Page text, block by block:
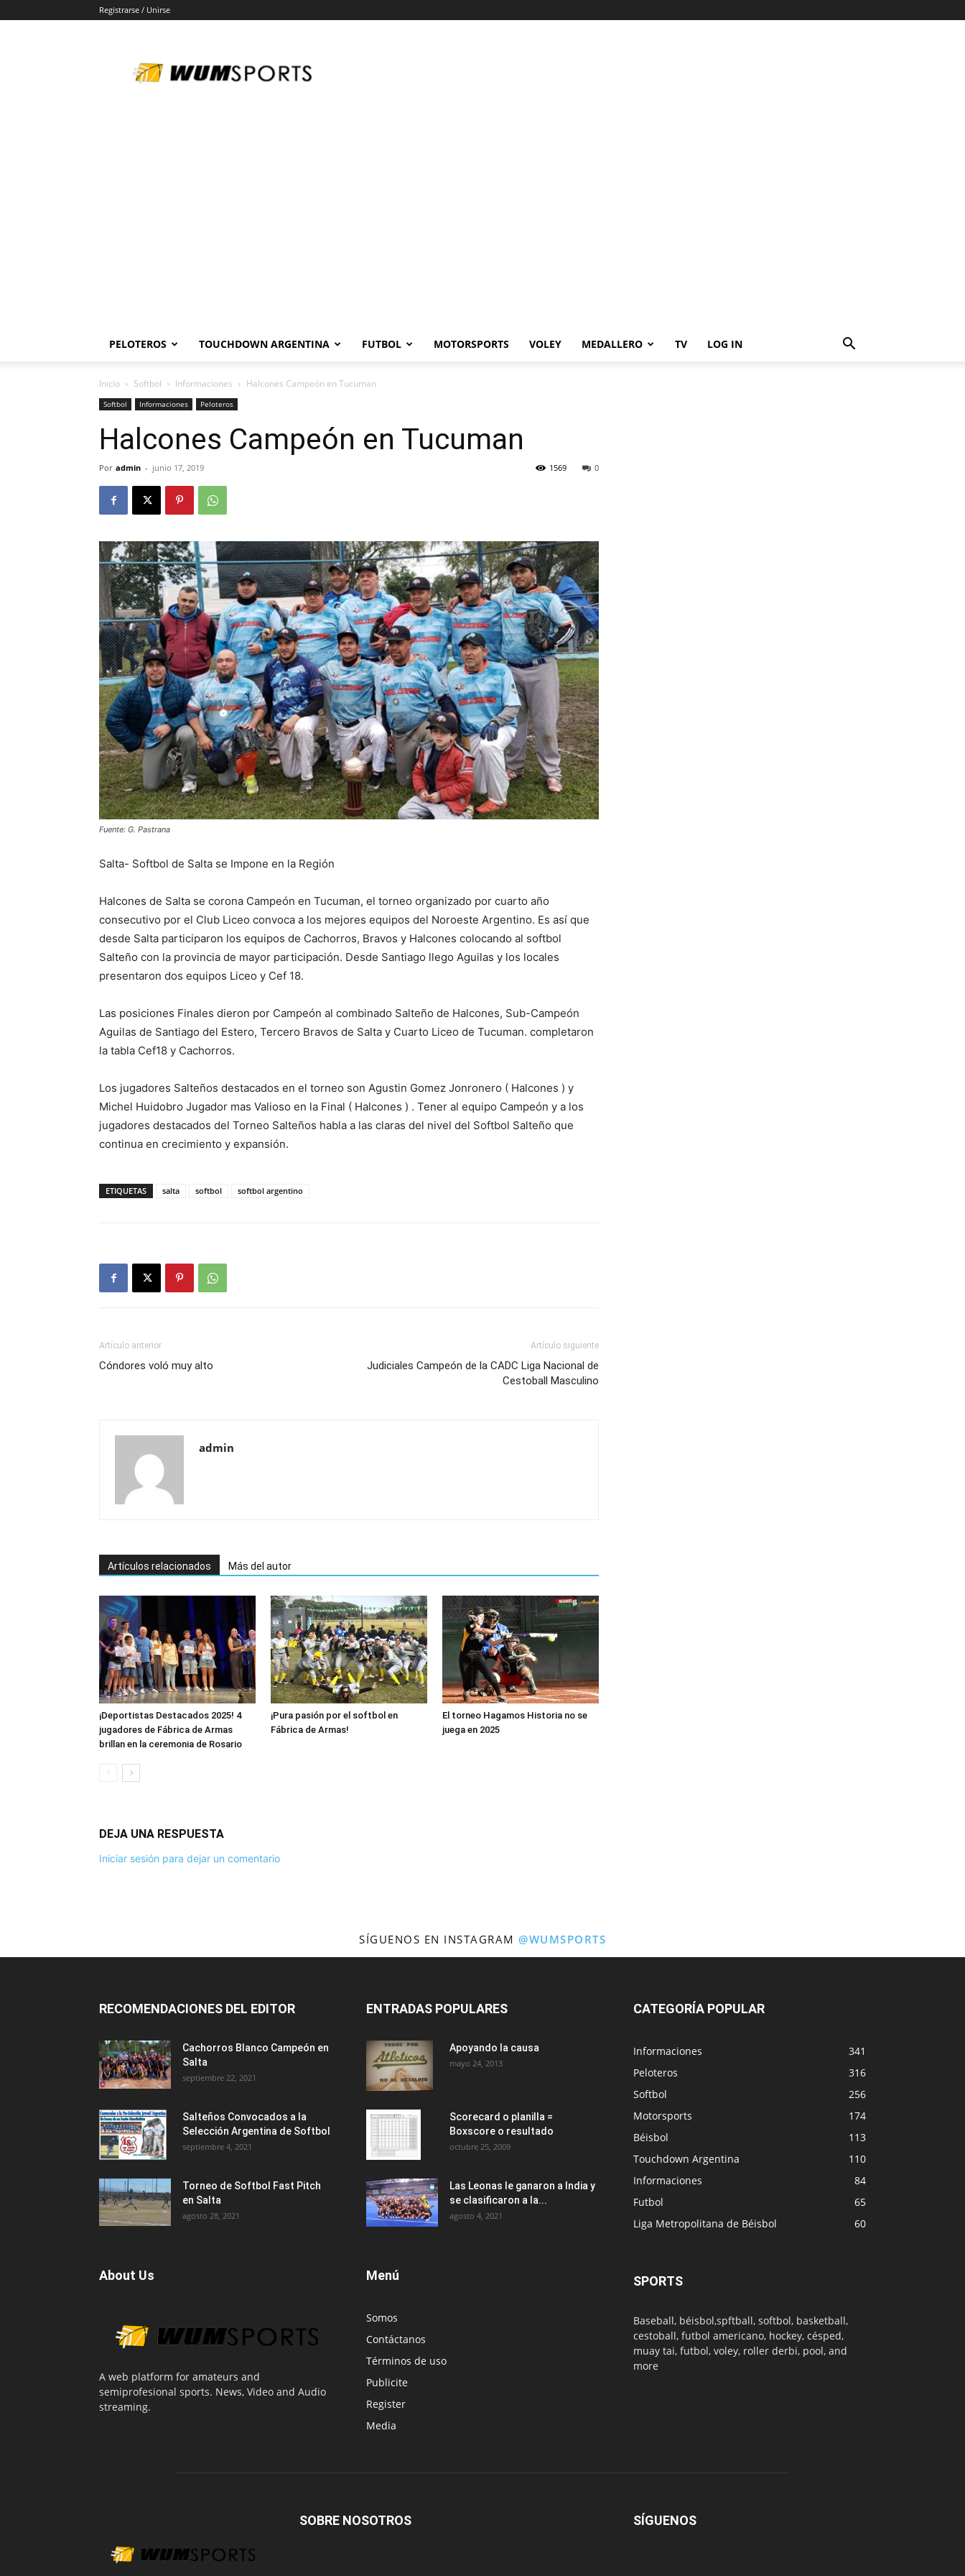
Registrarse / Unirse
PELOTEROS TOUCHDOWN ARGENTINA FUTBOL MOTORSPORTS VOLEY MEDALLERO TV LOG IN
Inicio Softbol Informaciones Halcones Campeón en Tucuman
Softbol Informaciones Peloteros
Halcones Campeón en Tucuman
Por admin - junio 17, 2019 0
1569
Fuente: G. Pastrana
Salta- Softbol de Salta se Impone en la Región
Halcones de Salta se corona Campeón en Tucuman, el torneo organizado por cuarto año
consecutivo por el Club Liceo convoca a los mejores equipos del Noroeste Argentino. Es así que
desde Salta participaron los equipos de Cachorros, Bravos y Halcones colocando al softbol
Salteño con la provincia de mayor participación. Desde Santiago llego Aguilas y los locales
presentaron dos equipos Liceo y Cef 18.
Las posiciones Finales dieron por Campeón al combinado Salteño de Halcones, Sub-Campeón
Aguilas de Santiago del Estero, Tercero Bravos de Salta y Cuarto Liceo de Tucuman. completaron
la tabla Cef18 y Cachorros.
Los jugadores Salteños destacados en el torneo son Agustin Gomez Jonronero ( Halcones ) y
Michel Huidobro Jugador mas Valioso en la Final ( Halcones ) . Tener al equipo Campeón y a los
jugadores destacados del Torneo Salteños habla a las claras del nivel del Softbol Salteño que
continua en crecimiento y expansión.
ETIQUETAS salta softbol softbol argentino
Artículo anterior
Cóndores voló muy alto
Artículo siguiente
Judiciales Campeón de la CADC Liga Nacional de
Cestoball Masculino
admin
Artículos relacionados Más del autor
¡Deportistas Destacados 2025! 4
jugadores de Fábrica de Armas
brillan en la ceremonia de Rosario
¡Pura pasión por el softbol en
Fábrica de Armas!
El torneo Hagamos Historia no se
juega en 2025
DEJA UNA RESPUESTA
Iniciar sesión para dejar un comentario
SÍGUENOS EN INSTAGRAM @WUMSPORTS
RECOMENDACIONES DEL EDITOR
Cachorros Blanco Campeón en
Salta
septiembre 22, 2021
Salteños Convocados a la
Selección Argentina de Softbol
septiembre 4, 2021
Torneo de Softbol Fast Pitch
en Salta
agosto 28, 2021
About Us
A web platform for amateurs and
semiprofesional sports. News, Video and Audio
streaming.
ENTRADAS POPULARES
Apoyando la causa
mayo 24, 2013
Scorecard o planilla =
Boxscore o resultado
octubre 25, 2009
Las Leonas le ganaron a India y
se clasificaron a la...
agosto 4, 2021
Menú
Somos
Contáctanos
Términos de uso
Publicite
Register
Media
CATEGORÍA POPULAR
Informaciones
341
Peloteros
316
Softbol
256
Motorsports
174
Béisbol
113
Touchdown Argentina
110
Informaciones
84
Futbol
65
Liga Metropolitana de Béisbol
60
SPORTS
Baseball, béisbol,spftball, softbol, basketball,
cestoball, futbol americano, hockey, césped,
muay tai, futbol, voley, roller derbi, pool, and
more
SOBRE NOSOTROS SÍGUENOS